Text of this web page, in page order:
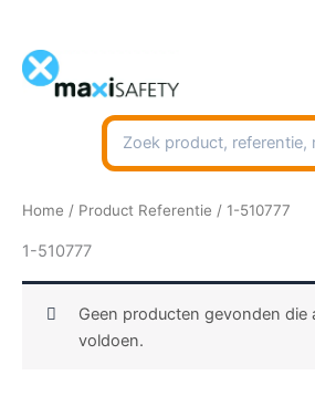
inhoud
Zoeken
naar:
Home / Product Referentie / 1-510777
1-510777
Geen producten gevonden die
voldoen.